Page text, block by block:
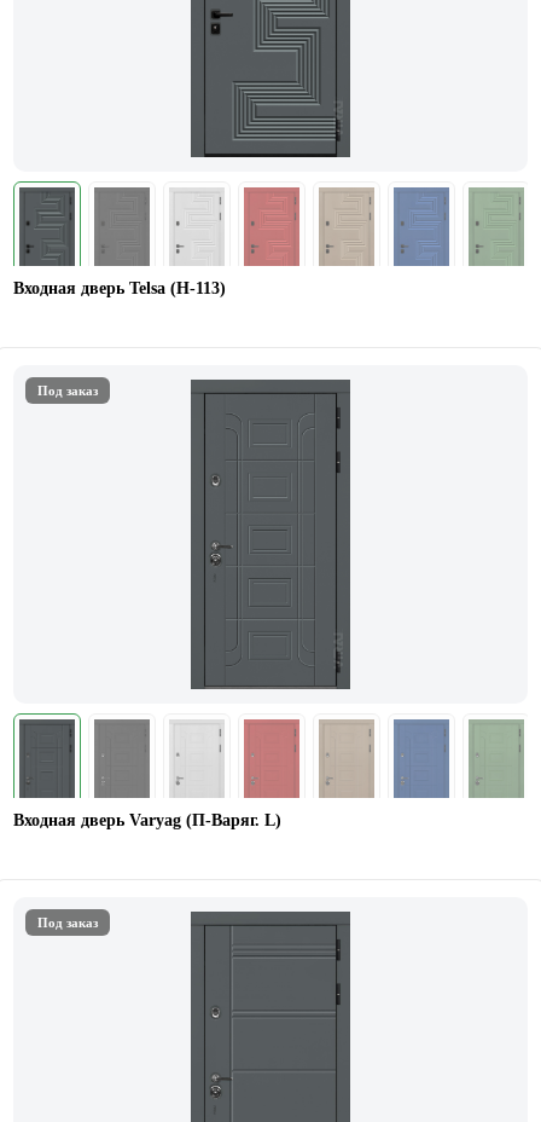
Входная дверь Telsa (Н-113)
Под заказ
Входная дверь Varyag (П-Варяг. L)
Под заказ